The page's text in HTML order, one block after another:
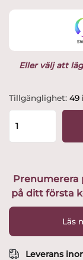
Eller välj att
Tillgänglighet: 49
Tomten
den
långa
Design
mängd
Prenumerera
på ditt första
Läs
Leverans